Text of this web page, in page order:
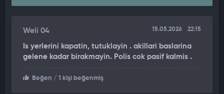
kaybederek yere yığılan şahsa, öfkeli kalabalık bu kez de
Olay yerinde bulunan polis ekipleri, kontrolden çıkan grubu
hıncını alamayarak saldırılarına devam etmesi üzerine emniyet
Weli 04 15.05.2026 22:15
Is yerlerini kapatin, tutuklayin . akillari baslarina
gelene kadar birakmayin. Polis cok pasif kalmis .
Beğen / 1 kişi beğenmiş